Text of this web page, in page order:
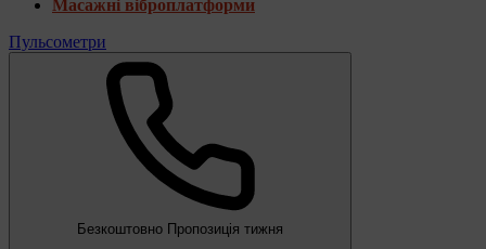
Масажні віброплатформи
Пульсометри
Безкоштовно Пропозиція тижня